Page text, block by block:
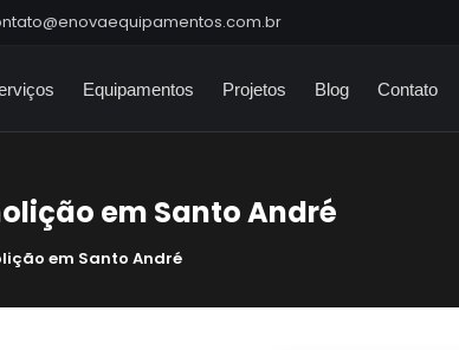
Equipamentos Projetos Blog Contato
em Santo André
em Santo André